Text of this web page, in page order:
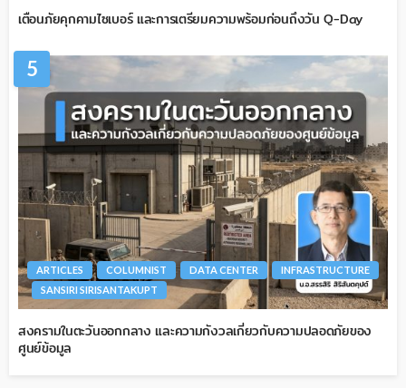
เตือนภัยคุกคามไซเบอร์ และการเตรียมความพร้อมก่อนถึงวัน Q-Day
5
ARTICLES COLUMNIST DATA CENTER
INFRASTRUCTURE
SANSIRI SIRISANTAKUPT
สงครามในตะวันออกกลาง และความกังวลเกี่ยวกับความปลอดภัยของ
ศูนย์ข้อมูล